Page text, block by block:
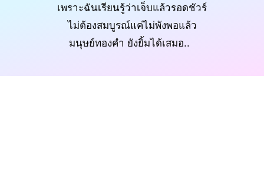
เพราะฉันเรียนรู้ว่าเจ็บแล้วรอดชัวร์
ไม่ต้องสมบูรณ์แค่ไม่พังพอแล้ว
มนุษย์ทองคำ ยังยิ้มได้เสมอ..